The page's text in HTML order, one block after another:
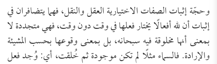
وحجّة إثبات الصفات الاختيارية العقل والنقل، فهما يتضافران في
إثبات أن لله أفعالًا يختار فعلها في وقت دون وقت، فهي متجددة لا
بمعنى أنها مخلوقة فيه سبحانه، بل بمعنى وقوعها بحسب المشيئة
والإرادة. فالسماء مثلًا لم تكن موجودة ثم خُلقت، أي: وُجد فعل